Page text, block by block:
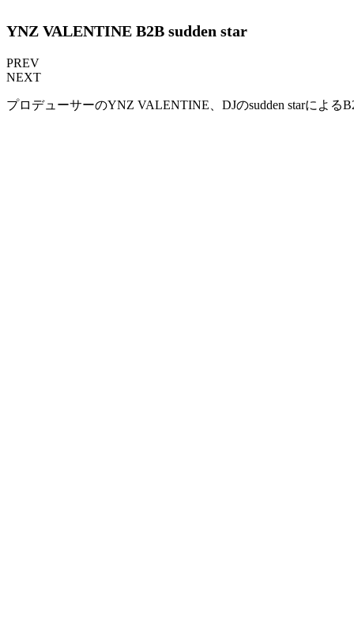
YNZ VALENTINE B2B sudden star
PREV
NEXT
プロデューサーのYNZ VALENTINE、DJのsudden starによる